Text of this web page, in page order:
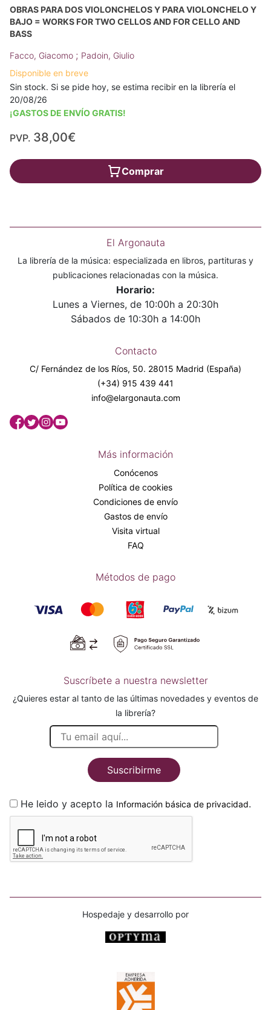
OBRAS PARA DOS VIOLONCHELOS Y PARA VIOLONCHELO Y
BAJO = WORKS FOR TWO CELLOS AND FOR CELLO AND
BASS
Facco, Giacomo ; Padoin, Giulio
Disponible en breve
Sin stock. Si se pide hoy, se estima recibir en la librería el
20/08/26
¡GASTOS DE ENVÍO GRATIS!
PVP. 38,00€
Comprar
El Argonauta
La librería de la música: especializada en libros, partituras y
publicaciones relacionadas con la música.
Horario:
Lunes a Viernes, de 10:00h a 20:30h
Sábados de 10:30h a 14:00h
Contacto
C/ Fernández de los Ríos, 50. 28015 Madrid (España)
(+34) 915 439 441
info@elargonauta.com
Más información
Conócenos
Política de cookies
Condiciones de envío
Gastos de envío
Visita virtual
FAQ
Métodos de pago
Suscríbete a nuestra newsletter
¿Quieres estar al tanto de las últimas novedades y eventos de
la librería?
Suscribirme
He leido y acepto la Información básica de privacidad.
Hospedaje y desarrollo por